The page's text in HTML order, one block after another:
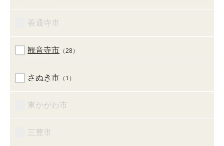
善通寺市
観音寺市 （28）
さぬき市 （1）
東かがわ市
三豊市